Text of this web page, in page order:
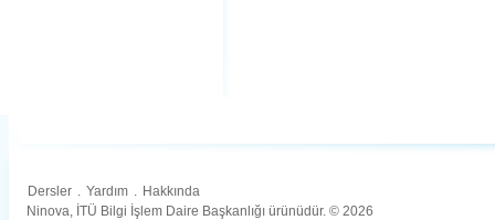
Dersler . Yardım . Hakkında
Ninova, İTÜ Bilgi İşlem Daire Başkanlığı ürünüdür. © 2026